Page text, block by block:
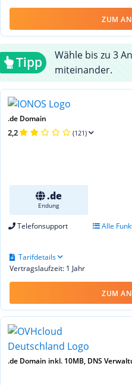
ZUM
Tipp
Wähle bis zu 3
miteinander.
.de Domain
2,2 (121)
.de
Endung
Telefonsupport Alle
Vertragslaufzeit: 1 Jahr
Tarifdetails
ZUM
.de Domain inkl. 10MB, DNS